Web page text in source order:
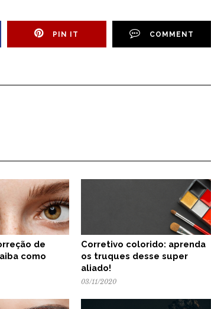
PIN IT COMMENT
de
como
Corretivo colorido: aprenda
os truques desse super
aliado!
03/11/2020